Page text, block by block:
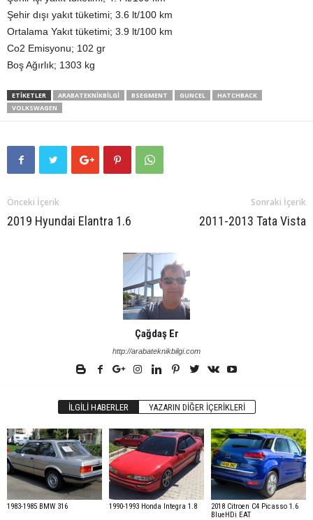
Şehir dışı yakıt tüketimi; 3.6 lt/100 km
Ortalama Yakıt tüketimi; 3.9 lt/100 km
Co2 Emisyonu; 102 gr
Boş Ağırlık; 1303 kg
ETIKETLER ARABATEKNIKBILGI BSEGMENT GUNCEL
HATCHBACK
VOLKSWAGEN
Önceki İçerik
2019 Hyundai Elantra 1.6
Sonraki İçerik
2011-2013 Tata Vista
Çağdaş Er
http://arabateknikbilgi.com
İLGILI HABERLER YAZARIN DIĞER İÇERIKLERI
1983-1985 BMW 316 1990-1993 Honda Integra 1.8
2018 Citroen C4 Picasso 1.6
BlueHDi EAT